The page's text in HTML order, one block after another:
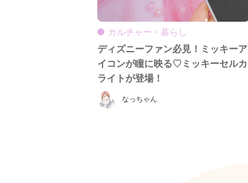
なっちゃん
カルチャー・暮らし
ディズニーファン必見！ミッキーア
イコンが瞳に映る♡ミッキーセルカ
ライトが登場！